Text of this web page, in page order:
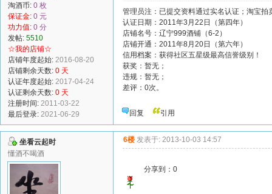
淘酒币: 0 枚
保证金: 0 元
功力值: 0 分
发帖: 5510
☆我的店铺☆
店铺年度起始: 2016-08-20
店铺剩余天数: 0 天
认证年度起始: 2017-04-24
认证剩余天数: 0 天
注册时间: 2011-03-22
最后登录: 2021-06-29
管理员注：已提交资料通过实名认证；淘宝
认证日期：2011年3月22日（第四年）
店铺名号：辽宁999酒铺（6-2）
店铺开通：2011年8月20日（第六年）
信用档案：获得社区五星级最高信誉级别！
获奖：暂无；
违规：暂无；
差评：0次。
回复 引用
坐看云起时
懂酒不喝酒
6楼 发表于: 2013-10-03 14:57
分享到： 0